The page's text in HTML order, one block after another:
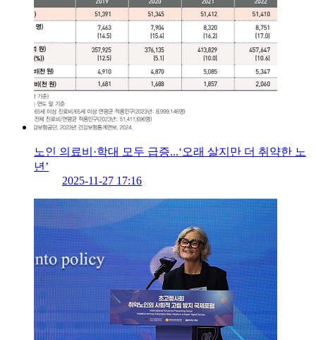
노인 의료비·학대 모두 급증...‘오래 살지만 더 취약한 노
년’
2025-11-27 17:16